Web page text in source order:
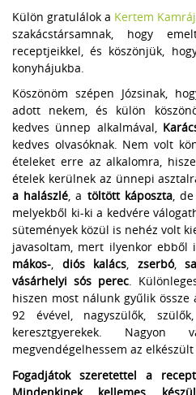
Külön gratulálok a Kertem
szakácstársamnak, hogy
receptjeikkel, és köszönjük,
konyhájukba.
Köszönöm szépen Józsinak,
adott nekem, és külön
kedves ünnep alkalmával,
kedves olvasóknak. Nem volt
ételeket erre az alkalomra,
ételek kerülnek az ünnepi
a halászlé, a töltött káposzta,
melyekből ki-ki a kedvére
sütemények közül is nehéz volt
javasoltam, mert ilyenkor
mákos-, diós kalács, zserbó,
vásárhelyi sós perec.
hiszen most nálunk gyűlik össze
92 évével, nagyszülők,
keresztgyerekek.
megvendégelhessem az
Fogadjátok szeretettel a